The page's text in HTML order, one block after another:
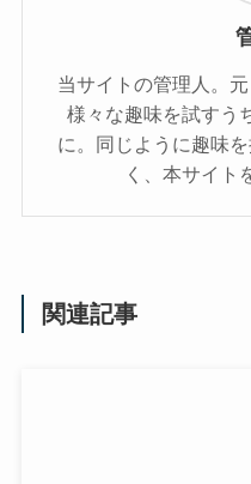
当サイトの管理人。
様々な趣味を試すう
に。同じように趣味
く、本サイト
関連記事